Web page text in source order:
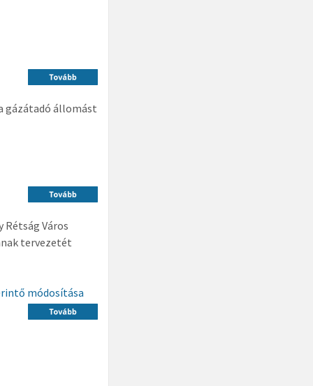
gázátadó állomást
Város
tervezetét
módosítása